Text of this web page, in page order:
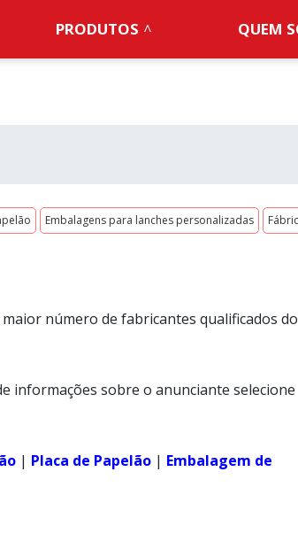
PRODUTOS QUEM
Embalagens para lanches personalizadas
número de fabricantes qualificados do
informações sobre o anunciante selecione
| Placa de Papelão | Embalagem de